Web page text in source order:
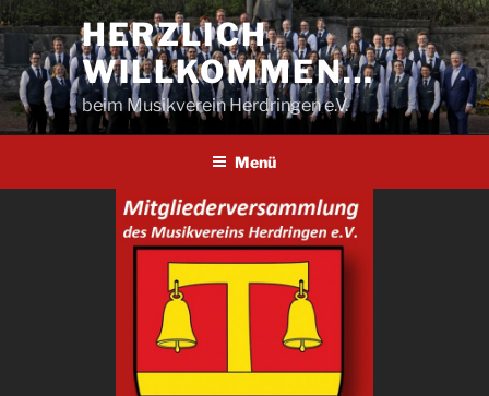
Zum
Inhalt
springen
HERZLICH
WILLKOMMEN…
beim Musikverein Herdringen e.V.
Menü